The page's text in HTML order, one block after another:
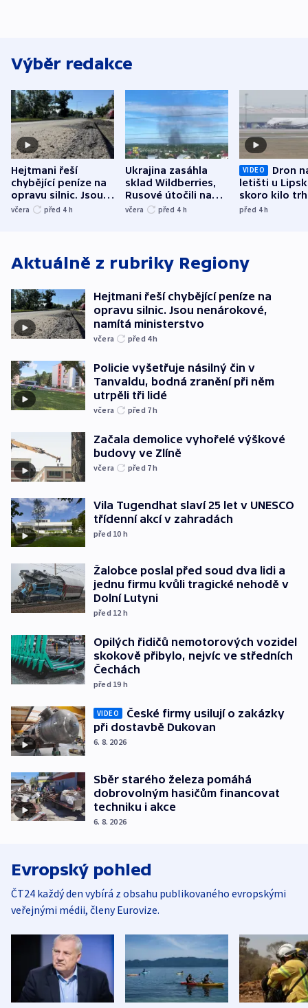
Výběr redakce
Hejtmani řeší
chybějící peníze na
opravu silnic. Jsou
nenárokové, namítá
včera před 4 h
Ukrajina zasáhla
sklad Wildberries,
Rusové útočili na
trh, hasiče či
včera před 4 h
VIDEO
Dron
letišti u
skoro kilo
indicie
před 4h
Aktuálně z rubriky Regiony
Hejtmani řeší chybějící peníze na
opravu silnic. Jsou nenárokové,
namítá ministerstvo
včera před 4h
Policie vyšetřuje násilný čin v
Tanvaldu, bodná zranění při něm
utrpěli tři lidé
včera před 7h
Začala demolice vyhořelé výškové
budovy ve Zlíně
včera před 7h
Vila Tugendhat slaví 25 let v UNESCO
třídenní akcí v zahradách
před 10 h
Žalobce poslal před soud dva lidi a
jednu firmu kvůli tragické nehodě v
Dolní Lutyni
před 12 h
Opilých řidičů nemotorových vozidel
skokově přibylo, nejvíc ve středních
Čechách
před 19 h
VIDEO
České firmy usilují o zakázky
při dostavbě Dukovan
6. 8. 2026
Sběr starého železa pomáhá
dobrovolným hasičům financovat
techniku i akce
6. 8. 2026
Evropský pohled
ČT24 každý den vybírá z obsahu publikovaného evropskými
veřejnými médii, členy Eurovize.